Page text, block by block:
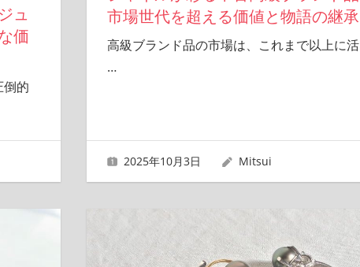
ュ
価
的
市場世代を超える価値と物語の継承
高級ブランド品の市場は、これまで以上に活
…
2025年10月3日 Mitsui